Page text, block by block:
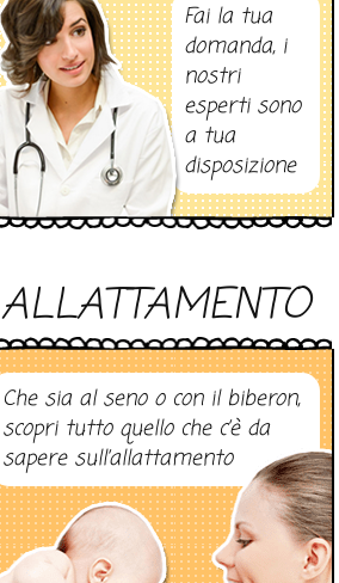
Fai la tua
domanda, i
nostri
esperti sono
a tua
disposizione
ALLATTAMENTO
Che sia al seno o con il biberon,
scopri tutto quello che c’è da
sapere sull’allattamento